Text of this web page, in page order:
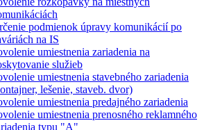
podmienok úpravy komunikácií po
na IS
umiestnenia zariadenia na
služieb
umiestnenia stavebného zariadenia
lešenie, staveb. dvor)
umiestnenia predajného zariadenia
umiestnenia prenosného reklamného
typu "A"